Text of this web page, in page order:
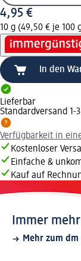
4,95 €
10 g (49,50 € je 100
In den
Lieferbar
Standardversand 1-
Verfügbarkeit in
Kostenloser
Einfache &
Kauf auf
Immer
Mehr zum